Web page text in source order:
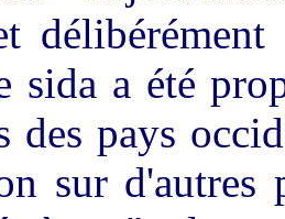
sida a été
des pays
sur d'autres